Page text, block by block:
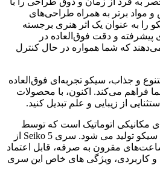
مواد برتر به همراه طراحی‌های
به عنوان یک اثر هنری برجسته
و دقت فوق‌العاده در
که شما همواره در حال کنترل
و جذاب، سیکو تجربه‌ای فوق‌العاده
فراهم می‌کند. اکنون، با محصولات
از زیبایی و علم تبدیل کنید.
های مکانیکی اتوماتیک است که توسط
تولید می شود. سری Seiko 5 از
ساعت‌های مقرون به صرفه، قابل اعتماد
و کاربردی، ویژگی های خاص این سری